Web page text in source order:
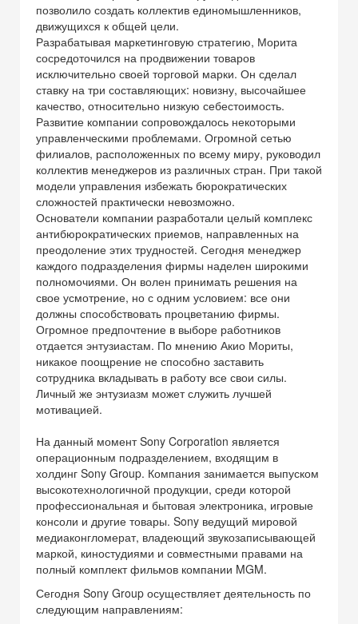
позволило создать коллектив единомышленников,
движущихся к общей цели.
Разрабатывая маркетинговую стратегию, Морита
сосредоточился на продвижении товаров
исключительно своей торговой марки. Он сделал
ставку на три составляющих: новизну, высочайшее
качество, относительно низкую себестоимость.
Развитие компании сопровождалось некоторыми
управленческими проблемами. Огромной сетью
филиалов, расположенных по всему миру, руководил
коллектив менеджеров из различных стран. При такой
модели управления избежать бюрократических
сложностей практически невозможно.
Основатели компании разработали целый комплекс
антибюрократических приемов, направленных на
преодоление этих трудностей. Сегодня менеджер
каждого подразделения фирмы наделен широкими
полномочиями. Он волен принимать решения на
свое усмотрение, но с одним условием: все они
должны способствовать процветанию фирмы.
Огромное предпочтение в выборе работников
отдается энтузиастам. По мнению Акио Мориты,
никакое поощрение не способно заставить
сотрудника вкладывать в работу все свои силы.
Личный же энтузиазм может служить лучшей
мотивацией.
На данный момент Sony Corporation является
операционным подразделением, входящим в
холдинг Sony Group. Компания занимается выпуском
высокотехнологичной продукции, среди которой
профессиональная и бытовая электроника, игровые
консоли и другие товары. Sony ведущий мировой
медиаконгломерат, владеющий звукозаписывающей
маркой, киностудиями и совместными правами на
полный комплект фильмов компании MGM.
Сегодня Sony Group осуществляет деятельность по
следующим направлениям: